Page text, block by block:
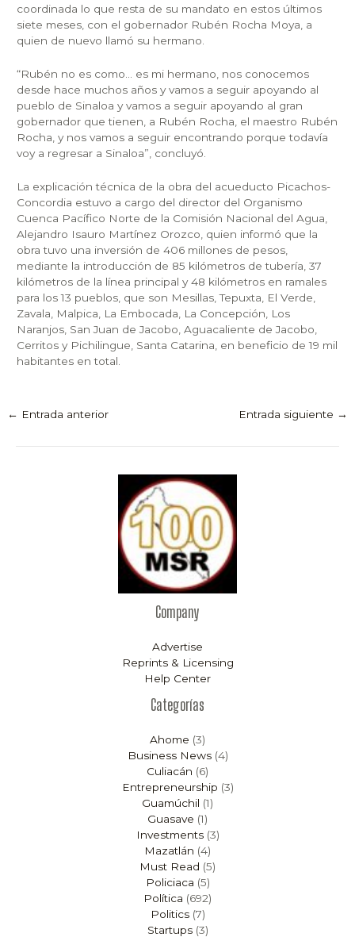
coordinada lo que resta de su mandato en estos últimos
siete meses, con el gobernador Rubén Rocha Moya, a
quien de nuevo llamó su hermano.
“Rubén no es como… es mi hermano, nos conocemos
desde hace muchos años y vamos a seguir apoyando al
pueblo de Sinaloa y vamos a seguir apoyando al gran
gobernador que tienen, a Rubén Rocha, el maestro Rubén
Rocha, y nos vamos a seguir encontrando porque todavía
voy a regresar a Sinaloa”, concluyó.
La explicación técnica de la obra del acueducto Picachos-
Concordia estuvo a cargo del director del Organismo
Cuenca Pacífico Norte de la Comisión Nacional del Agua,
Alejandro Isauro Martínez Orozco, quien informó que la
obra tuvo una inversión de 406 millones de pesos,
mediante la introducción de 85 kilómetros de tubería, 37
kilómetros de la línea principal y 48 kilómetros en ramales
para los 13 pueblos, que son Mesillas, Tepuxta, El Verde,
Zavala, Malpica, La Embocada, La Concepción, Los
Naranjos, San Juan de Jacobo, Aguacaliente de Jacobo,
Cerritos y Pichilingue, Santa Catarina, en beneficio de 19 mil
habitantes en total.
← Entrada anterior Entrada siguiente →
Company
Advertise
Reprints & Licensing
Help Center
Categorías
Ahome (3)
Business News(4)
Culiacán (6)
Entrepreneurship (3)
Guamúchil (1)
Guasave (1)
Investments(3)
Mazatlán (4)
Must Read (5)
Policiaca (5)
Política (692)
Politics(7)
Startups(3)